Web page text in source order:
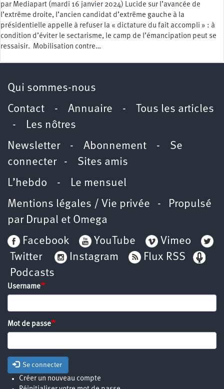
par Mediapart (mardi 16 janvier 2024) Lucide sur l’avancée de
l’extrême droite, l’ancien candidat d’extrême gauche à la
présidentielle appelle à refuser la « dictature du fait accompli » : à
condition d’éviter le sectarisme, le camp de l’émancipation peut se
ressaisir. Mobilisation contre…
Qui sommes-nous
Contact - Annuaire -
Tous les articles
- Les nôtres
Newsletter- Abonnement - Se
connecter- Sites amis
L’hebdo - Le mensuel
Mentions légales / Vie privée - Propulsé
par Drupal et Omega
Facebook
YouTube
Vimeo
Twitter
Instagram
Flux RSS
Podcasts
Username
Mot de passe
Se connecter
Créer un nouveau compte